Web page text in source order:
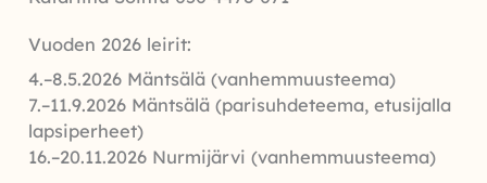
Vuoden 2026 leirit:
4.–8.5.2026 Mäntsälä (vanhemmuusteema)
7.–11.9.2026 Mäntsälä (parisuhdeteema, etusijalla
lapsiperheet)
16.–20.11.2026 Nurmijärvi (vanhemmuusteema)